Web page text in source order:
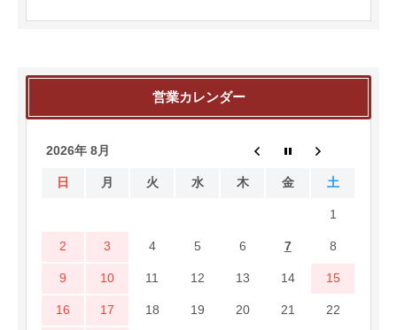
営業カレンダー
2026年 8月
日 月 火 水 木 金 土
1
2 3 4 5 6 7 8
9 10 11 12 13 14 15
16 17 18 19 20 21 22